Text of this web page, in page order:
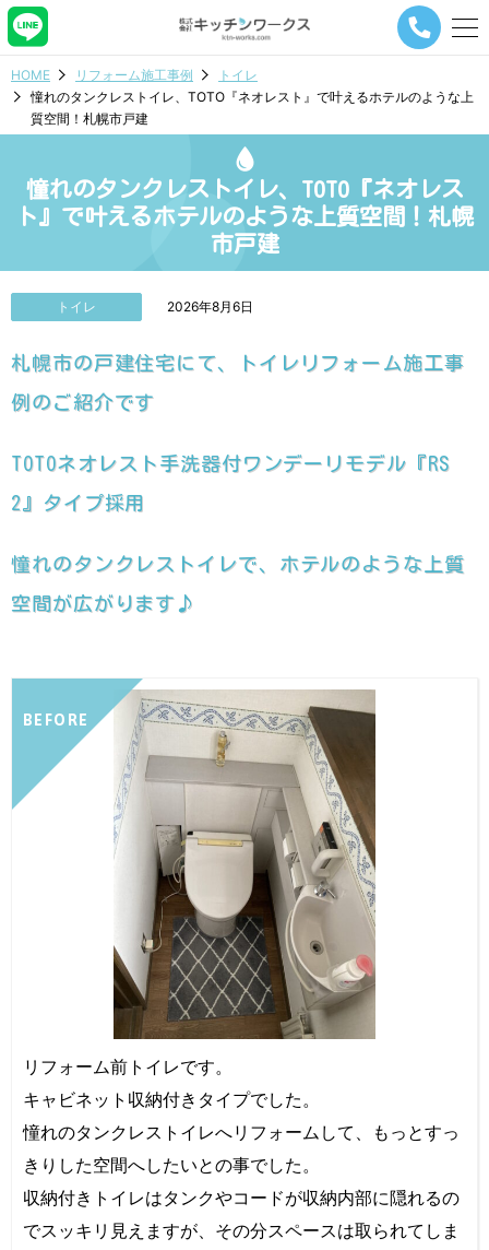
メ
ー
ビ
ョ
ン
タ
HOME リフォーム施工事例
トイレ
憧れのタンクレストイレ、TOTO『ネオレスト』で叶えるホテルのような上
質空間！札幌市戸建
憧れのタンクレストイレ、TOTO『ネオレス
ト』で叶えるホテルのような上質空間！札幌
市戸建
トイレ 2026年8月6日
札幌市の戸建住宅にて、トイレリフォーム施工事
例のご紹介です
TOTOネオレスト手洗器付ワンデーリモデル『RS
2』タイプ採用
憧れのタンクレストイレで、ホテルのような上質
空間が広がります♪
BEFORE
リフォーム前トイレです。
キャビネット収納付きタイプでした。
憧れのタンクレストイレへリフォームして、もっとすっ
きりした空間へしたいとの事でした。
収納付きトイレはタンクやコードが収納内部に隠れるの
でスッキリ見えますが、その分スペースは取られてしま